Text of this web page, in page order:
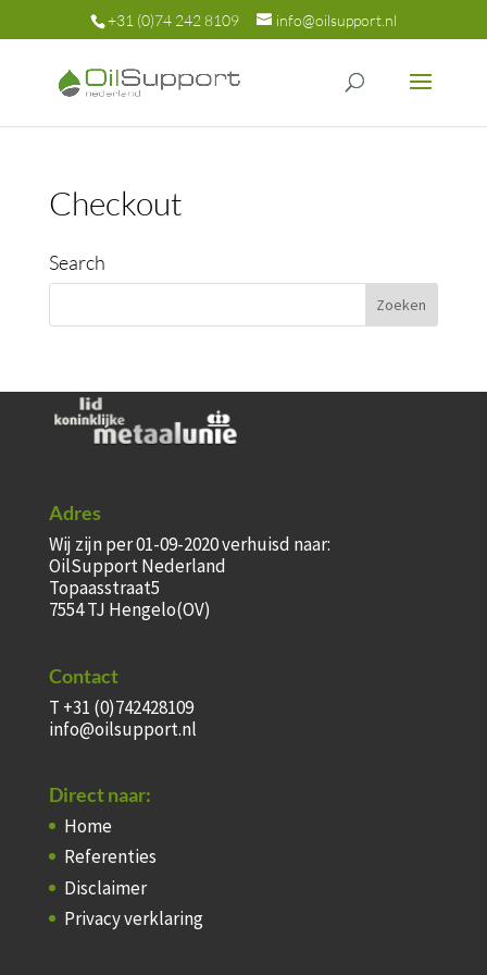
+31 (0)74 242 8109 info@oilsupport.nl
Checkout
Search
Adres
Wij zijn per 01-09-2020 verhuisd naar:
OilSupport Nederland
Topaasstraat5
7554 TJ Hengelo(OV)
Contact
T +31 (0)742428109
info@oilsupport.nl
Direct naar:
Home
Referenties
Disclaimer
Privacy verklaring